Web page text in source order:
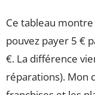
Ce tableau
pouvez payer 5 €
€. La différence
réparations). Mon